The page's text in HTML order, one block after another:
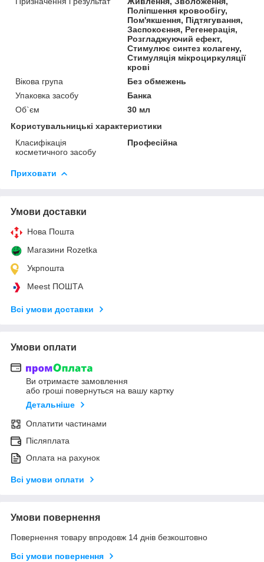
Поліпшення кровообігу,
Пом'якшення, Підтягування,
Заспокоєння, Регенерація,
Розгладжуючий ефект,
Стимулює синтез колагену,
Стимуляція мікроциркуляції
крові
Вікова група
Без обмежень
Упаковка засобу
Банка
Об`єм
30 мл
Користувальницькі характеристики
Класифікація
косметичного засобу
Професійна
Приховати
Умови доставки
Нова Пошта
Магазини Rozetka
Укрпошта
Meest ПОШТА
Всі умови доставки
Умови оплати
Ви отримаєте замовлення
або гроші повернуться на вашу картку
Детальніше
Оплатити частинами
Післяплата
Оплата на рахунок
Всі умови оплати
Умови повернення
Повернення товару впродовж 14 днів безкоштовно
Всі умови повернення